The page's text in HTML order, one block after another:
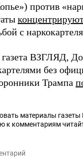
против
с
газета ВЗГЛЯД,
без
Трампа
материалы
к комментариям